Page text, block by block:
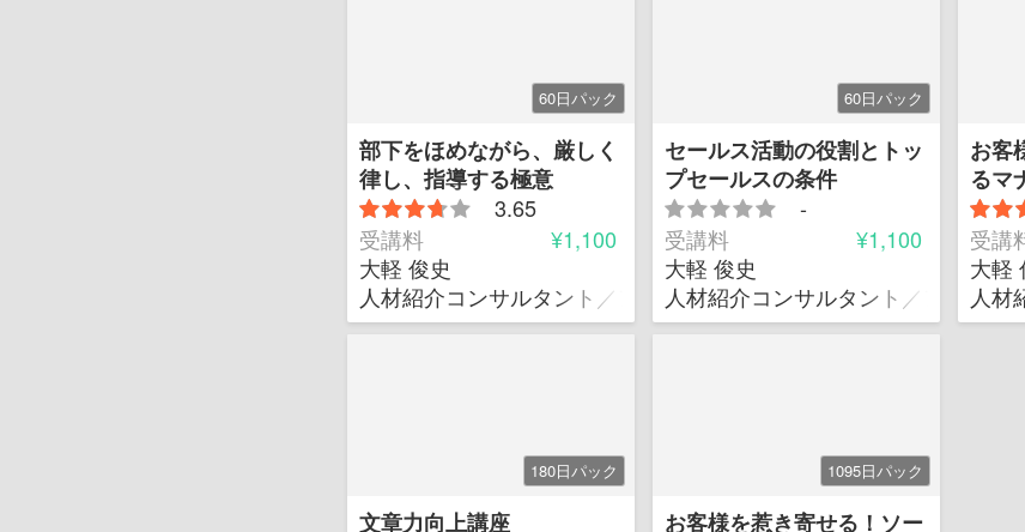
60日パック
部下をほめながら、厳しく
律し、指導する極意
3.65
受講料
¥1,100
大軽 俊史
人材紹介コンサルタント／アクティベイト㈱ 代表取締役社長
60日パック
セールス活動の役割とトッ
プセールスの条件
-
受講料
¥1,100
大軽 俊史
人材紹介コンサルタント／アクティ
お客
るマ
ョン
受講
大軽
人材
180日パック
文章力向上講座
1095日パック
お客様を惹き寄せる！ソー